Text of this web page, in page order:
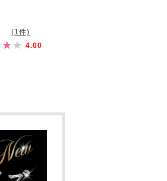
(1件)
4.00